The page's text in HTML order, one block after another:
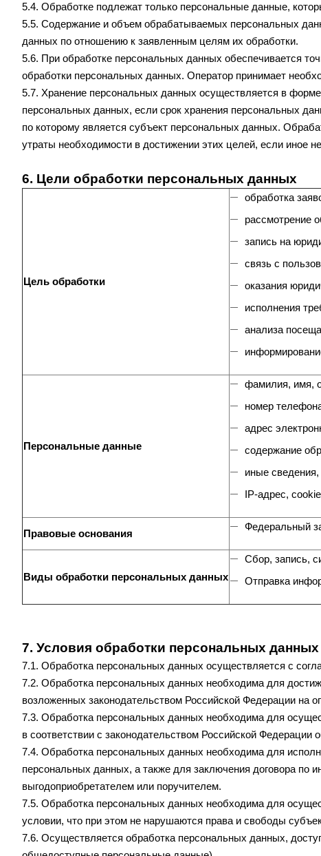
5.4. Обработке подлежат только персональные данные,
5.5. Содержание и объем обрабатываемых персональных
данных по отношению к заявленным целям их обработки.
5.6. При обработке персональных данных обеспечивается
обработки персональных данных. Оператор принимает
5.7. Хранение персональных данных осуществляется в
персональных данных, если срок хранения персональных
по которому является субъект персональных данных.
утраты необходимости в достижении этих целей, если иное
6. Цели обработки персональных данных
Цель обработки
обработка
рассмотрение
запись на
связь с
оказания
исполнения
анализа
Персональные данные
фамилия, имя,
номер
адрес
содержание
иные
IP-адрес,
Правовые основания
Федеральный
Виды обработки персональных данных
Сбор, запись,
Отправка
7. Условия обработки персональных данных
7.1. Обработка персональных данных осуществляется с
7.2. Обработка персональных данных необходима для
возложенных законодательством Российской Федерации на
7.3. Обработка персональных данных необходима для
в соответствии с законодательством Российской Федерации
7.4. Обработка персональных данных необходима для
персональных данных, а также для заключения договора по
выгодоприобретателем или поручителем.
7.5. Обработка персональных данных необходима для
условии, что при этом не нарушаются права и свободы
7.6. Осуществляется обработка персональных данных,